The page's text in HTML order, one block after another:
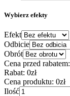
Wybierz efekty
Efekt
Odbicie
Obrót
Cena przed rabatem:
Rabat: 0zł
Cena produktu: 0zł
Ilość